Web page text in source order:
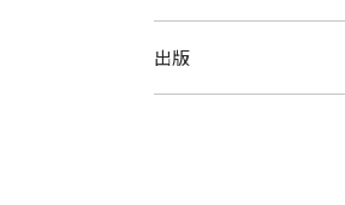
出版